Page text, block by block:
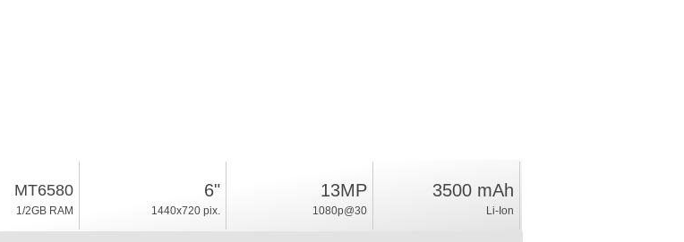
MT6580
1/2GB RAM
6"
1440x720 pix.
13MP
1080p@30
3500 mAh
Li-Ion